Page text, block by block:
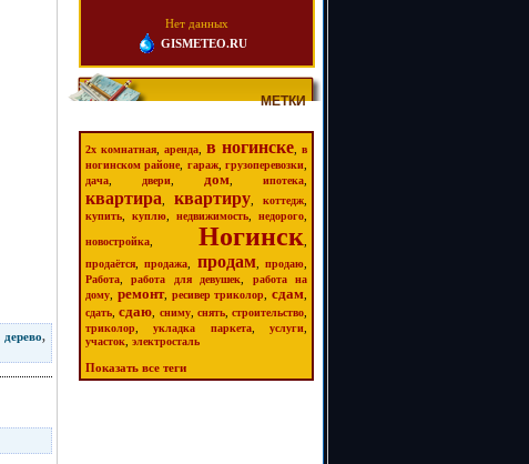
дерево,
Нет данных
GISMETEO.RU
МЕТКИ
2х комнатная аренда в ногинске
в
ногинском районе
гараж,грузоперевозки
дача двери дом ипотека
квартира квартиру коттедж
купить куплю недвижимость недорого
новостройка Ногинск
продаётся ,продажа продам,продаю
Работа ,работа для девушек
работа на
дому
ремонт, ресивер триколор сдам
сдать ,сдаю сниму, снять, строительство
триколор ,укладка паркета,услуги
участок электросталь
Показать все теги